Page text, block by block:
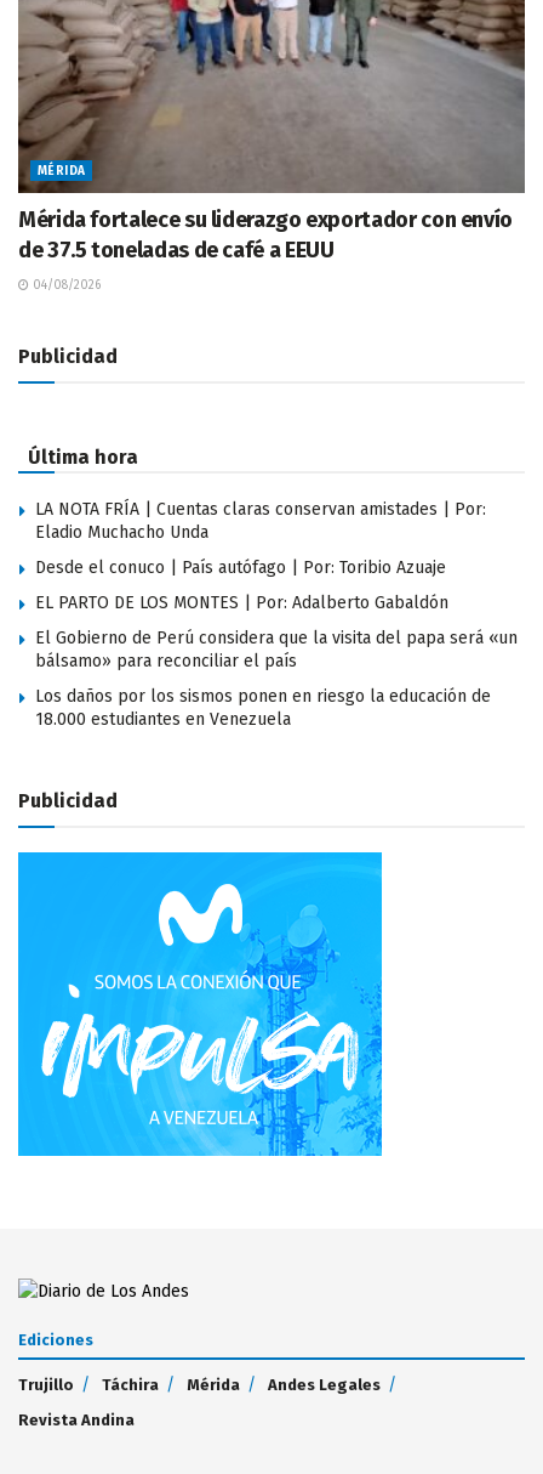
MÉRIDA
Mérida fortalece su liderazgo exportador con envío
de 37.5 toneladas de café a EEUU
04/08/2026
Publicidad
Última hora
LA NOTA FRÍA | Cuentas claras conservan amistades | Por:
Eladio Muchacho Unda
Desde el conuco | País autófago | Por: Toribio Azuaje
EL PARTO DE LOS MONTES | Por: Adalberto Gabaldón
El Gobierno de Perú considera que la visita del papa será «un
bálsamo» para reconciliar el país
Los daños por los sismos ponen en riesgo la educación de
18.000 estudiantes en Venezuela
Publicidad
Ediciones
Trujillo Táchira Mérida
Andes Legales
Revista Andina